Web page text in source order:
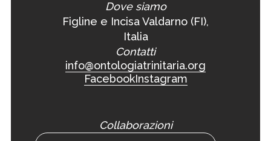
Dove siamo
Figline e Incisa Valdarno (FI),
Italia
Contatti
info@ontologiatrinitaria.org
FacebookInstagram
Collaborazioni